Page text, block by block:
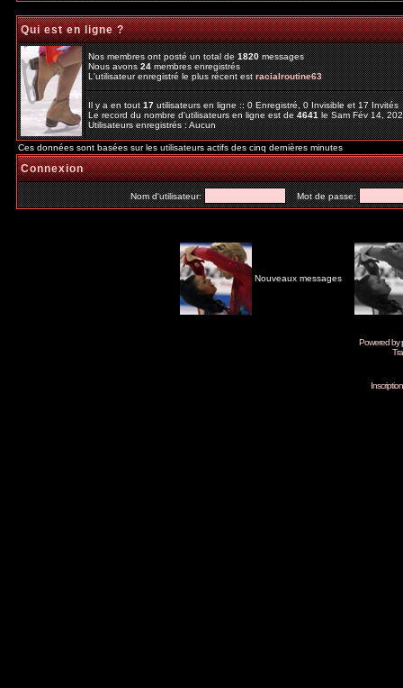
Qui est en ligne ?
Nos membres ont posté un total de1820messages
Nous avons24membres enregistrés
L'utilisateur enregistré le plus récent estracialroutine63
Il y a en tout17utilisateurs en ligne :: 0 Enregistré, 0 Invisible et 17
Le record du nombre d'utilisateurs en ligne est de4641le Sam Fév 14,
Utilisateurs enregistrés : Aucun
Ces données sont basées sur les utilisateurs actifs des cinq dernières minutes
Connexion
Nom d'utilisateur: Mot de passe:
Nouveaux messages
Powered by